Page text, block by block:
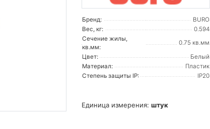
Бренд:
BURO
Вес, кг:
0.594
Сечение жилы,
кв.мм:
0.75 кв.мм
Цвет:
Белый
Материал:
Пластик
Степень защиты IP:
IP20
Единица измерения: штук